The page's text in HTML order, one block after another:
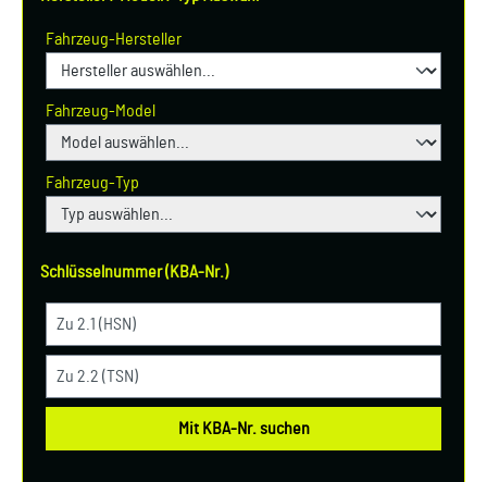
Fahrzeug-Hersteller
Fahrzeug-Model
Fahrzeug-Typ
Schlüsselnummer (KBA-Nr.)
Mit KBA-Nr. suchen